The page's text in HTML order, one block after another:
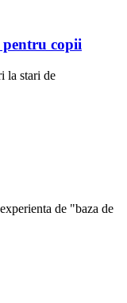
pentru copii
la stari de
de "baza de